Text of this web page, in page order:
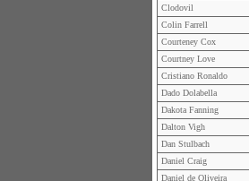
Clodovil
Colin Farrell
Courteney Cox
Courtney Love
Cristiano Ronaldo
Dado Dolabella
Dakota Fanning
Dalton Vigh
Dan Stulbach
Daniel Craig
Daniel de Oliveira